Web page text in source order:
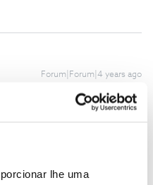
lhe uma
Forum|Forum|4 years ago
que quando me
no estrangeiro é motivo para